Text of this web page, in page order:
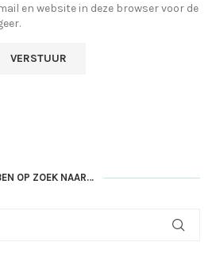
en website in deze browser voor de
OP ZOEK NAAR…